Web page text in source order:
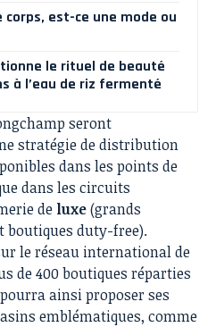
est-ce une mode ou
le rituel de beauté
à l’eau de riz fermenté
seront
stratégie de distribution
dans les points de
dans les circuits
de luxe(grands
boutiques duty-free).
le réseau international de
de 400 boutiques réparties
ainsi proposer ses
emblématiques, comme